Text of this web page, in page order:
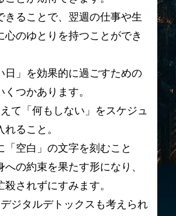
きることで、翌週の仕事や生
心のゆとりを持つことができ
日」を効果的に過ごすための
つかあります。
て「何もしない」をスケジュ
ること。
「空白」の文字を刻むこと
への約束を果たす形になり、
されずにすみます。
ジタルデトックスも考えられ